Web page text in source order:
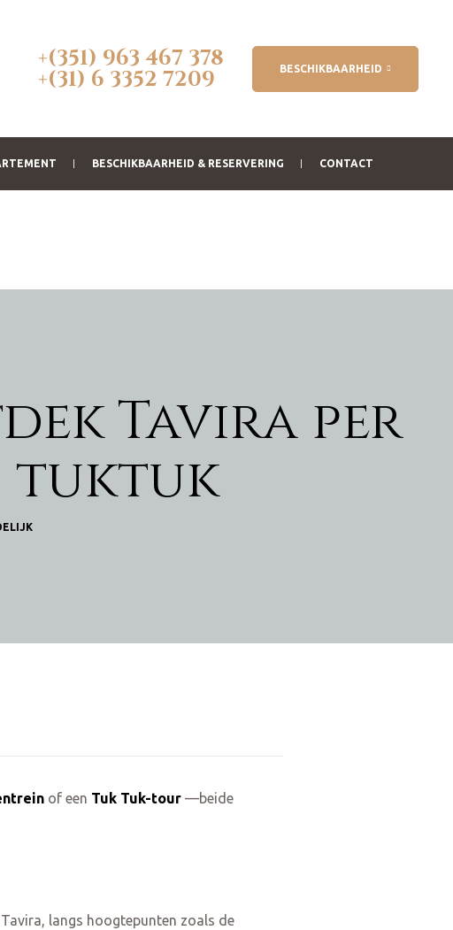
+(351) 963 467 378
+(31) 6 3352 7209 BESCHIKBAARHEID
BESCHIKBAARHEID & RESERVERING CONTACT
Tavira per
tuktuk
of een Tuk Tuk-tour —beide
langs hoogtepunten zoals de